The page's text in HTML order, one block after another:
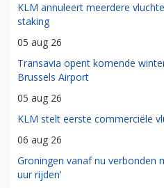
KLM annuleert meerdere
staking
05 aug 26
Transavia opent komende
Brussels Airport
05 aug 26
KLM stelt eerste commerciële
06 aug 26
Groningen vanaf nu verbonden
uur rijden'